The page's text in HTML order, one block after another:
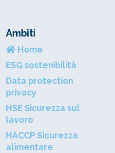
Ambiti
Home
ESG sostenibilità
Data protection
privacy
HSE Sicurezza sul
lavoro
HACCP Sicurezza
alimentare